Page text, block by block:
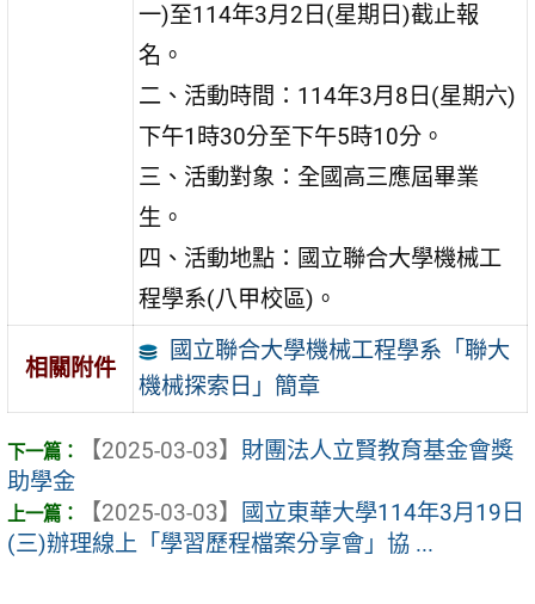
一)至114年3月2日(星期日)截止報
名。
二、活動時間：114年3月8日(星期六)
下午1時30分至下午5時10分。
三、活動對象：全國高三應屆畢業
生。
四、活動地點：國立聯合大學機械工
程學系(八甲校區)。
相關附件
國立聯合大學機械工程學系「聯大
機械探索日」簡章
【2025-03-03】 財團法人立賢教育基金會獎
助學金
【2025-03-03】
國立東華大學114年3月19日
(三)辦理線上「學習歷程檔案分享會」協 ...